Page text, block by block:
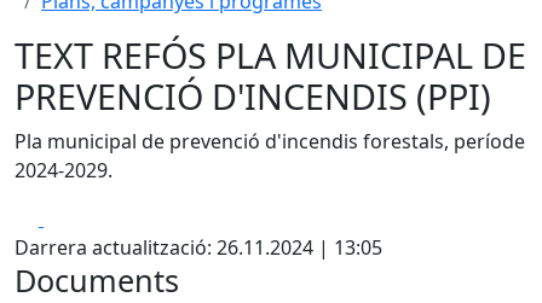
TEXT REFÓS PLA MUNICIPAL DE
PREVENCIÓ D'INCENDIS (PPI)
Pla municipal de prevenció d'incendis forestals, període
2024-2029.
Darrera actualització: 26.11.2024 | 13:05
Documents